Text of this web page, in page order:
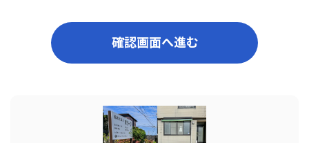
確認画面へ進む